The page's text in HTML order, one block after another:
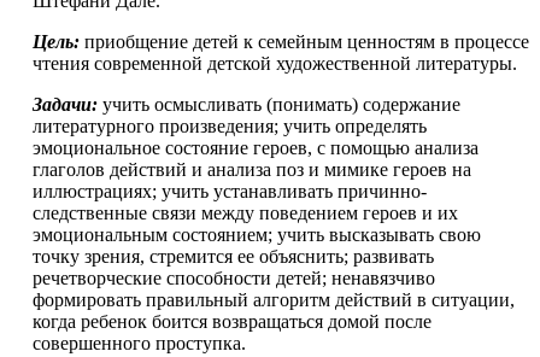
Цель:приобщение детей к семейным ценностям в процессе
чтения современной детской художественной литературы.
Задачи:учить осмысливать (понимать) содержание
литературного произведения; учить определять
эмоциональное состояние героев, с помощью анализа
глаголов действий и анализа поз и мимике героев на
иллюстрациях; учить устанавливать причинно-
следственные связи между поведением героев и их
эмоциональным состоянием; учить высказывать свою
точку зрения, стремится ее объяснить; развивать
речетворческие способности детей; ненавязчиво
формировать правильный алгоритм действий в ситуации,
когда ребенок боится возвращаться домой после
совершенного проступка.